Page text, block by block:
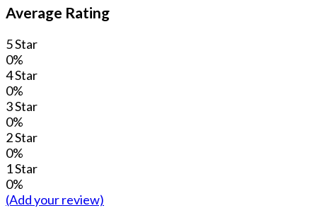
Average Rating
5 Star
0%
4 Star
0%
3 Star
0%
2 Star
0%
1 Star
0%
(Add your review)